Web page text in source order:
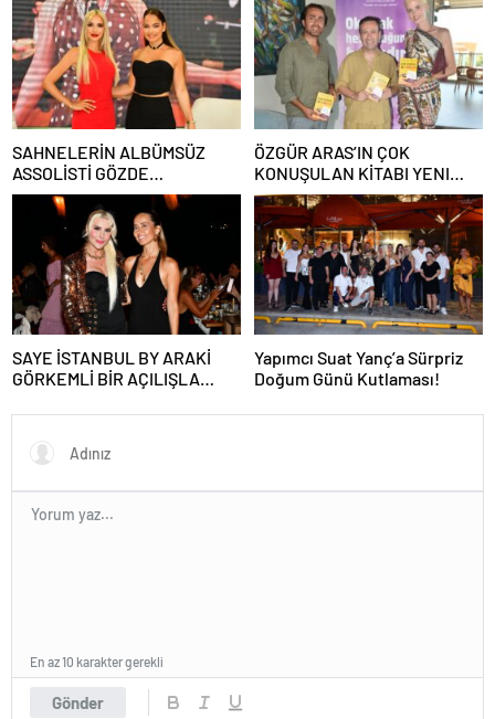
SAHNELERİN ALBÜMSÜZ
ASSOLİSTİ GÖZDE
DEMİRBİLEK, NR1
MAGAZİN’DE: “SON ASSOLİST
OLARAK VAR OLACAĞIM!”
ÖZGÜR ARAS’IN ÇOK
KONUŞULAN KİTABI YENI
BASKISINI TITANIC LUXURY
COLLECTION BODRUM’DA
KUTLADI
SAYE İSTANBUL BY ARAKİ
GÖRKEMLİ BİR AÇILIŞLA
Yapımcı Suat Yanç’a Sürpriz
Doğum Günü Kutlaması!
Gönder
En az 10 karakter gerekli